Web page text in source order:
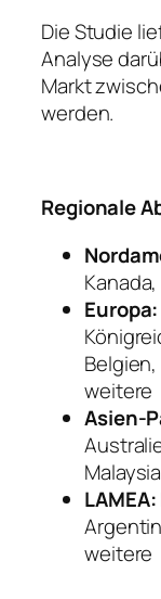
Die Studie
Analyse
Markt
werden.
Regionale
Europa:
weitere
Asien-
LAMEA:
weitere